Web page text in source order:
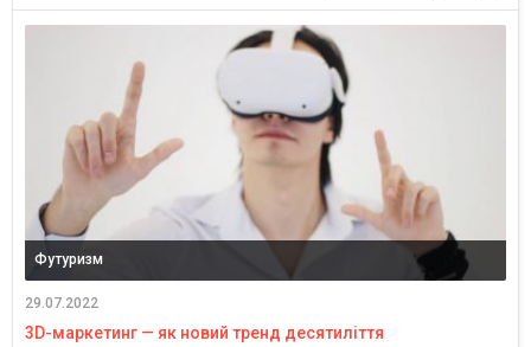
Футуризм
29.07.2022
3D-маркетинг — як новий тренд десятиліття